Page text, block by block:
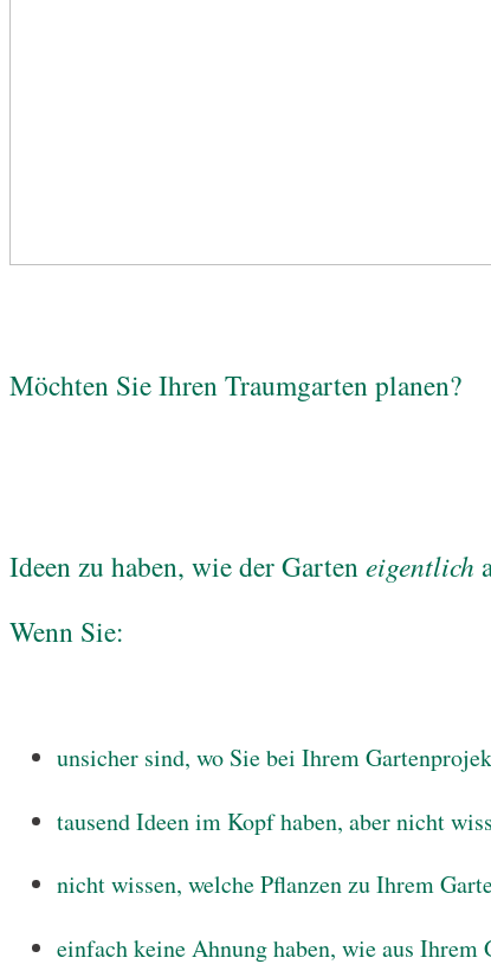
Möchten Sie Ihren Traumgarten planen?
Ideen zu haben, wie der Garteneigentlich
Wenn Sie:
unsicher sind, wo Sie bei Ihrem
tausend Ideen im Kopf haben, aber nicht
nicht wissen, welche Pflanzen zu Ihrem
einfach keine Ahnung haben, wie aus